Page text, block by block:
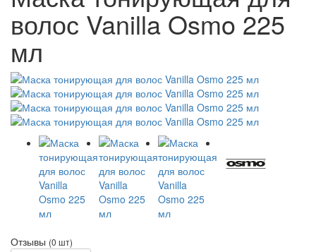
волос Vanilla Osmo 225
мл
Отзывы (0 шт)